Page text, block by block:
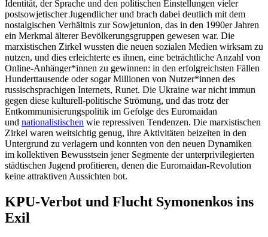
Identität, der Sprache und den politischen Einstellungen vieler
postsowjetischer Jugendlicher und brach dabei deutlich mit dem
nostalgischen Verhältnis zur Sowjetunion, das in den 1990er Jahren
ein Merkmal älterer Bevölkerungsgruppen gewesen war. Die
marxistischen Zirkel wussten die neuen sozialen Medien wirksam zu
nutzen, und dies erleichterte es ihnen, eine beträchtliche Anzahl von
Online-Anhänger*innen zu gewinnen: in den erfolgreichsten Fällen
Hunderttausende oder sogar Millionen von Nutzer*innen des
russischsprachigen Internets, Runet. Die Ukraine war nicht immun
gegen diese kulturell-politische Strömung, und das trotz der
Entkommunisierungspolitik im Gefolge des Euromaidan
und nationalistischen wie repressiven Tendenzen. Die marxistischen
Zirkel waren weitsichtig genug, ihre Aktivitäten beizeiten in den
Untergrund zu verlagern und konnten von den neuen Dynamiken
im kollektiven Bewusstsein jener Segmente der unterprivilegierten
städtischen Jugend profitieren, denen die Euromaidan-Revolution
keine attraktiven Aussichten bot.
KPU-Verbot und Flucht Symonenkos ins
Exil